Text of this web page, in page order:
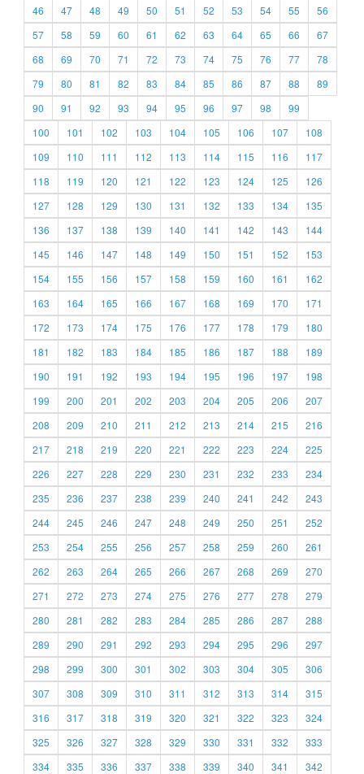
46
47 48 49 50 51 52 53 54 55
56
57
58 59 60 61 62 63 64 65 66
67
68
69 70 71 72 73 74 75 76 77
78
79
80 81 82 83 84 85 86 87 88
89
90
91 92 93 94 95 96 97 98
99
100
101 102 103 104 105 106 107
108
109
110 111 112 113 114 115 116
117
118
119 120 121 122 123 124 125
126
127
128 129 130 131 132 133 134
135
136
137 138 139 140 141 142 143
144
145
146 147 148 149 150 151 152
153
154
155 156 157 158 159 160 161
162
163
164 165 166 167 168 169 170
171
172
173 174 175 176 177 178 179
180
181
182 183 184 185 186 187 188
189
190
191 192 193 194 195 196 197
198
199
200 201 202 203 204 205 206
207
208
209 210 211 212 213 214 215
216
217
218 219 220 221 222 223 224
225
226
227 228 229 230 231 232 233
234
235
236 237 238 239 240 241 242
243
244
245 246 247 248 249 250 251
252
253
254 255 256 257 258 259 260
261
262
263 264 265 266 267 268 269
270
271
272 273 274 275 276 277 278
279
280
281 282 283 284 285 286 287
288
289
290 291 292 293 294 295 296
297
298
299 300 301 302 303 304 305
306
307
308 309 310 311 312 313 314
315
316
317 318 319 320 321 322 323
324
325
326 327 328 329 330 331 332
333
334
335 336 337 338 339 340 341 342